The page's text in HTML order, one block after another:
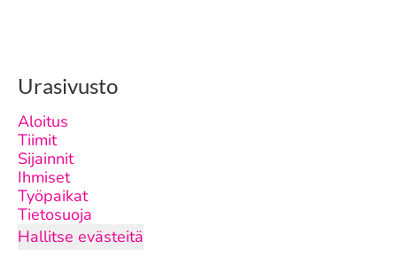
Urasivusto
Aloitus
Tiimit
Sijainnit
Ihmiset
Työpaikat
Tietosuoja
Hallitse evästeitä